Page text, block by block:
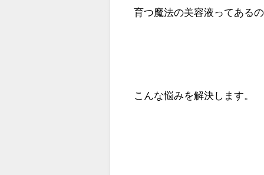
育つ魔法の美容液ってある
こんな悩みを解決します。